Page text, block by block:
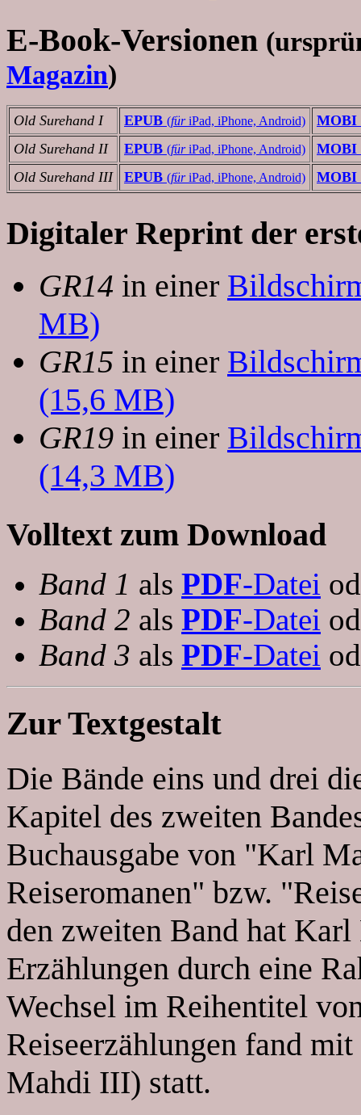
E-Book-Versionen
Magazin)
Old Surehand I EPUB (füriPad, iPhone, Android)
MOBI
Old Surehand II
EPUB (füriPad, iPhone, Android)
MOBI
Old Surehand III
EPUB (füriPad, iPhone, Android) MOBI
Digitaler Reprintder
GR14 in einer
MB)
GR15 in einer
(15,6 MB)
GR19 in einer
(14,3 MB)
Volltext zum Download
Band 1 als PDF-Datei
Band 2 als PDF-Datei
Band 3 als PDF-Datei
Zur Textgestalt
Die Bände eins und drei
Kapitel des zweiten
Buchausgabe von "Karl
Reiseromanen" bzw.
den zweiten Band hat
Erzählungen durch eine
Wechsel im Reihentitel
Reiseerzählungen fand
Mahdi III) statt.